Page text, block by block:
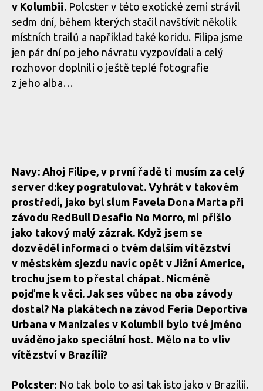
v Kolumbii. Polcster v této exotické zemi strávil
sedm dní, během kterých stačil navštívit několik
místních trailů a například také koridu. Filipa jsme
jen pár dní po jeho návratu vyzpovídali a celý
rozhovor doplnili o ještě teplé fotografie
z jeho alba…
Navy: Ahoj Filipe, v první řadě ti musím za celý
server d:key pogratulovat. Vyhrát v takovém
prostředí, jako byl slum Favela Dona Marta při
závodu RedBull Desafio No Morro, mi přišlo
jako takový malý zázrak. Když jsem se
dozvěděl informaci o tvém dalším vítězství
v městském sjezdu navíc opět v Jižní Americe,
trochu jsem to přestal chápat. Nicméně
pojďme k věci. Jak ses vůbec na oba závody
dostal? Na plakátech na závod Feria Deportiva
Urbana v Manizales v Kolumbii bylo tvé jméno
uváděno jako speciální host. Mělo na to vliv
vítězství v Brazílii?
Polcster: No tak bolo to asi tak isto jako v Brazílii.